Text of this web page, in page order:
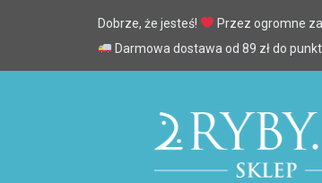
Dobrze, że jesteś! Przez ogromne
Darmowa dostawa od 89 zł do